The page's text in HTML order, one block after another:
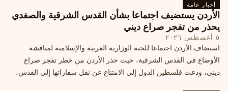
أخبار عامة
الأردن يستضيف اجتماعا بشأن القدس الشرقية والصفدي
يحذر من تفجر صراع ديني
٥ أغسطس ٢٠٢٦
استضاف الأردن اجتماعا للجنة الوزارية العربية والإسلامية لمناقشة
الأوضاع في القدس الشرقية، حيث حذر الأردن من خطر تفجر صراع
ديني، ودعت فلسطين الدول إلى الامتناع عن نقل سفاراتها إلى القدس،